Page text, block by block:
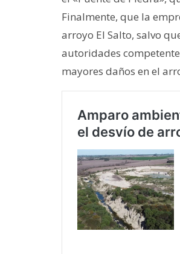
Finalmente, que la
arroyo El Salto, salvo
autoridades
mayores daños en el